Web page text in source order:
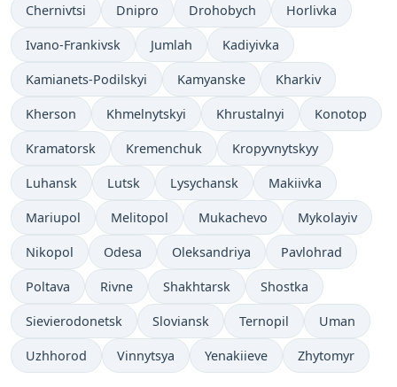
Chernivtsi Dnipro Drohobych Horlivka
Ivano-Frankivsk Jumlah Kadiyivka
Kamianets-Podilskyi Kamyanske Kharkiv
Kherson Khmelnytskyi Khrustalnyi Konotop
Kramatorsk Kremenchuk Kropyvnytskyy
Luhansk Lutsk Lysychansk Makiivka
Mariupol Melitopol Mukachevo Mykolayiv
Nikopol Odesa Oleksandriya Pavlohrad
Poltava Rivne Shakhtarsk Shostka
Sievierodonetsk Sloviansk Ternopil Uman
Uzhhorod Vinnytsya Yenakiieve Zhytomyr